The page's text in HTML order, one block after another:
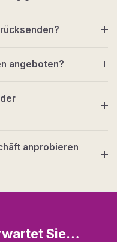
angeboten?
anprobieren
Sie…